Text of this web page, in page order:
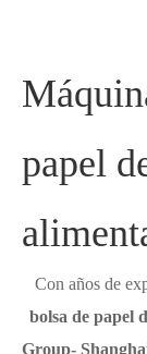
papel
Con años de
bolsa de papel
Group-